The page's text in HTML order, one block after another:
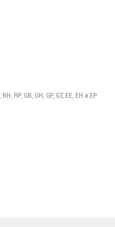
RP, GB, GH, GP, GT, EE, EH a EP